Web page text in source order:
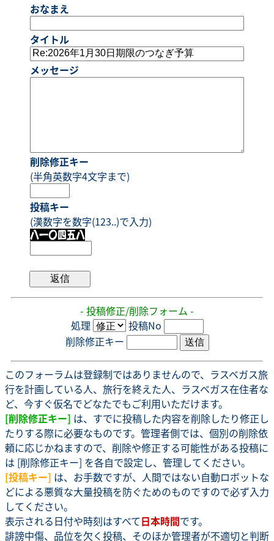
おなまえ
タイトル
メッセージ
削除修正キー
(半角英数字4文字まで)
投稿キー
(漢数字を数字(123..)で入力)
- 投稿修正/削除フォーム -
処理
投稿No
削除修正キー
このフォーラムは登録制ではありませんので、ラスベガス旅
行を計画している人、旅行を終えた人、ラスベガス在住者な
ど、今すぐ仮名でどなたでもご利用いただけます。
[削除修正キー] は、すでに投稿した内容を削除したり修正し
たりする際に必要なものです。管理者側では、個別の削除依
頼に応じかねますので、削除や修正する可能性がある投稿に
は [削除修正キー] を各自で設定し、管理してください。
[投稿キー] は、お手数ですが、人間ではない自動ロボットな
どによる悪質な大量投稿を防ぐためのものですので必ず入力
してください。
表示される日付や時刻はすべて日本時間です。
誹謗中傷、品位を欠く投稿、そのほか管理者が不適切と判断